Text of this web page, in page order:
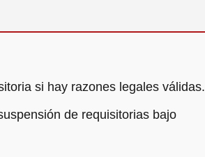
si hay razones legales válidas.
de requisitorias bajo